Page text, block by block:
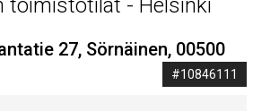
toimistotilat - Helsinki
27, Sörnäinen, 00500
#10846111